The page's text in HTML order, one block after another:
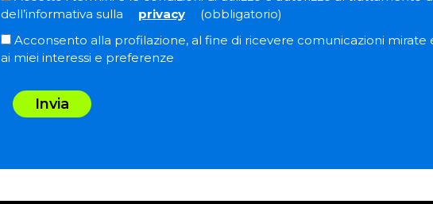
dell’informativa sulla
privacy
(obbligatorio)
Acconsento alla profilazione, al fine di ricevere comunicazioni mirate
ai miei interessi e preferenze
Invia